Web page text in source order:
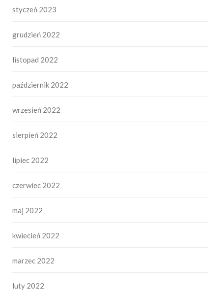
styczeń 2023
grudzień 2022
listopad 2022
październik 2022
wrzesień 2022
sierpień 2022
lipiec 2022
czerwiec 2022
maj 2022
kwiecień 2022
marzec 2022
luty 2022